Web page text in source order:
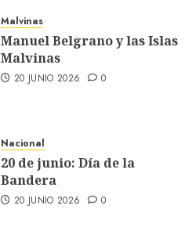
Malvinas
Manuel Belgrano y las Islas
Malvinas
20 JUNIO 2026 0
Nacional
20 de junio: Día de la
Bandera
20 JUNIO 2026 0